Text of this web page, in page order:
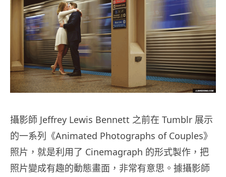
攝影師 Jeffrey Lewis Bennett 之前在 Tumblr 展示
的一系列《Animated Photographs of Couples》
照片，就是利用了 Cinemagraph 的形式製作，把
照片變成有趣的動態畫面，非常有意思。據攝影師